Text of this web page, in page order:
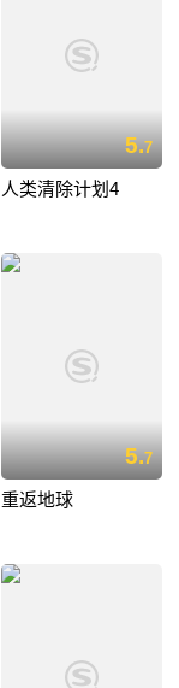
5.7
人类清除计划4
5.7
重返地球